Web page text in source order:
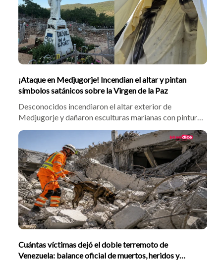
¡Ataque en Medjugorje! Incendian el altar y pintan
símbolos satánicos sobre la Virgen de la Paz
Desconocidos incendiaron el altar exterior de
Medjugorje y dañaron esculturas marianas con pintura
negra y mensajes satánicos la madrugada del 28 de
julio. La parroquia y la Fundación Reina de la Paz
instaron al perdón, confirmando que las actividades del
Festival de Jóvenes continuarán vigentes.
Cuántas víctimas dejó el doble terremoto de
Venezuela: balance oficial de muertos, heridos y